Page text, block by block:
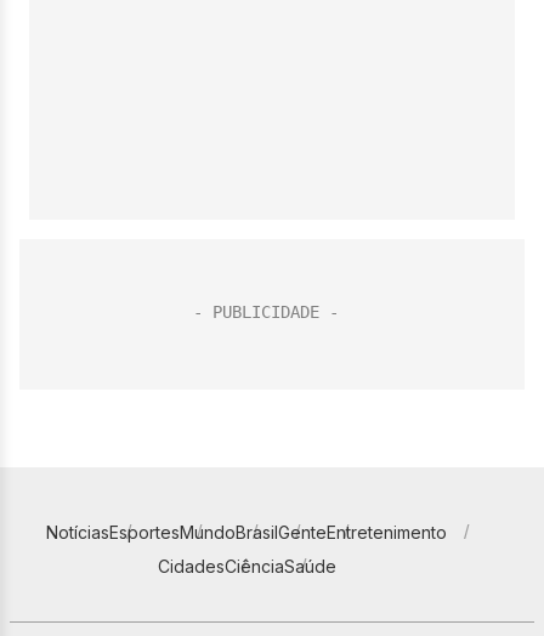
NotíciasEsportesMundoBrasilGenteEntretenimento
CidadesCiênciaSaúde